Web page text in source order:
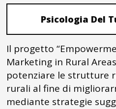
Psicologia Del
Il progetto
Marketing in Rural
potenziare le strutture
rurali al fine di
mediante strategie